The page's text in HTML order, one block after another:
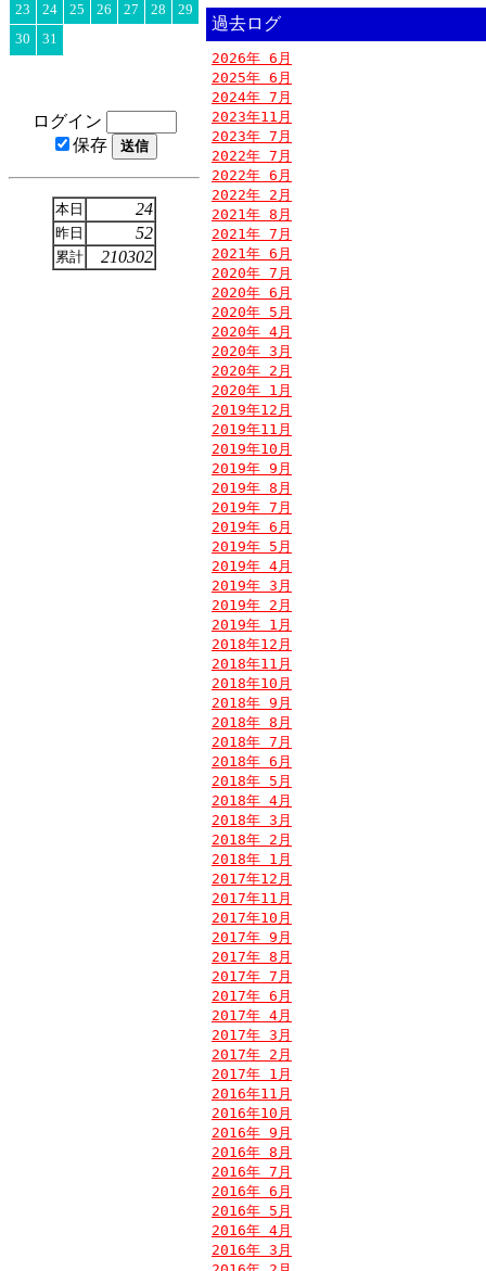
23
24 25 26 27 28
29
30
31
ログイン
保存
本日 24
昨日 52
累計 210302
過去ログ
2026年 6月
2025年 6月
2024年 7月
2023年11月
2023年 7月
2022年 7月
2022年 6月
2022年 2月
2021年 8月
2021年 7月
2021年 6月
2020年 7月
2020年 6月
2020年 5月
2020年 4月
2020年 3月
2020年 2月
2020年 1月
2019年12月
2019年11月
2019年10月
2019年 9月
2019年 8月
2019年 7月
2019年 6月
2019年 5月
2019年 4月
2019年 3月
2019年 2月
2019年 1月
2018年12月
2018年11月
2018年10月
2018年 9月
2018年 8月
2018年 7月
2018年 6月
2018年 5月
2018年 4月
2018年 3月
2018年 2月
2018年 1月
2017年12月
2017年11月
2017年10月
2017年 9月
2017年 8月
2017年 7月
2017年 6月
2017年 4月
2017年 3月
2017年 2月
2017年 1月
2016年11月
2016年10月
2016年 9月
2016年 8月
2016年 7月
2016年 6月
2016年 5月
2016年 4月
2016年 3月